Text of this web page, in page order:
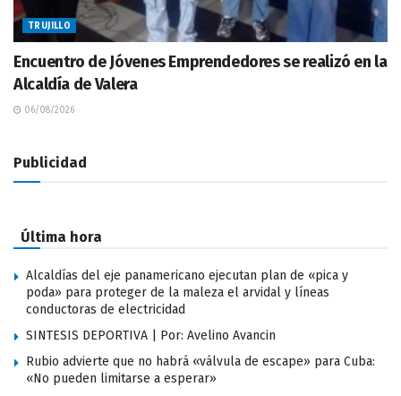
TRUJILLO
Encuentro de Jóvenes Emprendedores se realizó en la
Alcaldía de Valera
06/08/2026
Publicidad
Última hora
Alcaldías del eje panamericano ejecutan plan de «pica y
poda» para proteger de la maleza el arvidal y líneas
conductoras de electricidad
SINTESIS DEPORTIVA | Por: Avelino Avancin
Rubio advierte que no habrá «válvula de escape» para Cuba:
«No pueden limitarse a esperar»